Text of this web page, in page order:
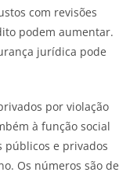
com revisões
podem aumentar.
jurídica pode
por violação
à função social
públicos e privados
Os números são de